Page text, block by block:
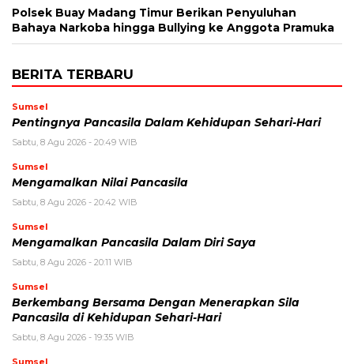
Polsek Buay Madang Timur Berikan Penyuluhan
Bahaya Narkoba hingga Bullying ke Anggota Pramuka
BERITA TERBARU
Sumsel
Pentingnya Pancasila Dalam Kehidupan Sehari-Hari
Sabtu, 8 Agu 2026 - 20:49 WIB
Sumsel
Mengamalkan Nilai Pancasila
Sabtu, 8 Agu 2026 - 20:42 WIB
Sumsel
Mengamalkan Pancasila Dalam Diri Saya
Sabtu, 8 Agu 2026 - 20:11 WIB
Sumsel
Berkembang Bersama Dengan Menerapkan Sila
Pancasila di Kehidupan Sehari-Hari
Sabtu, 8 Agu 2026 - 19:35 WIB